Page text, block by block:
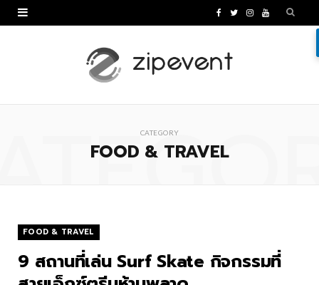
c
T I Y
CATEGORY
FOOD & TRAVEL
FOOD & TRAVEL
9 สถานที่เล่น Surf Skate กิจกรรมที่